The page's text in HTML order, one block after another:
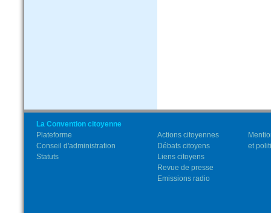
La Convention citoyenne
Plateforme
Conseil d'administration
Statuts
Actions citoyennes
Débats citoyens
Liens citoyens
Revue de presse
Emissions radio
et